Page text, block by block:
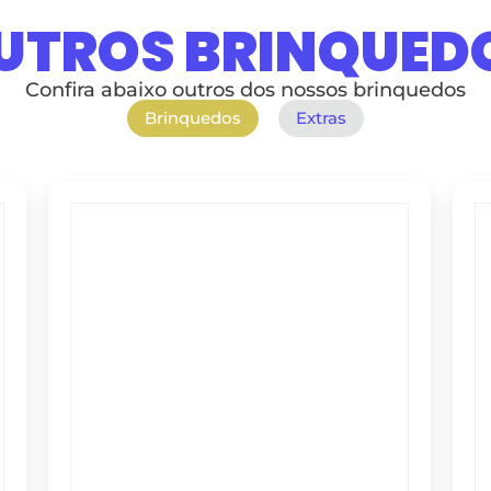
Confira abaixo outros dos nossos brinquedos
Brinquedos Extras